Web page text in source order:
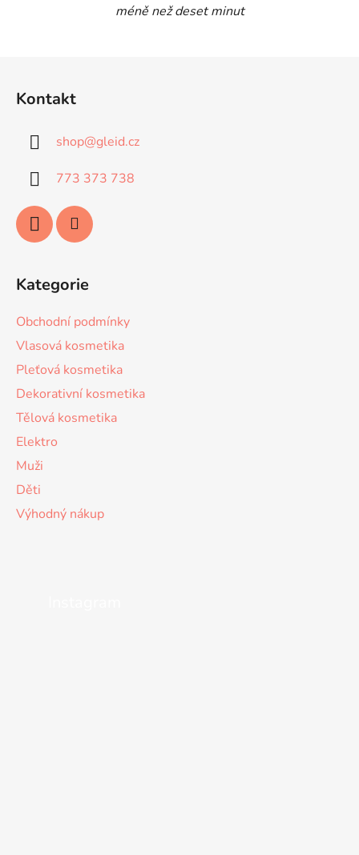
méně než deset minut
Kontakt
shop@gleid.cz
773 373 738
Kategorie
Obchodní podmínky
Vlasová kosmetika
Pleťová kosmetika
Dekorativní kosmetika
Tělová kosmetika
Elektro
Muži
Děti
Výhodný nákup